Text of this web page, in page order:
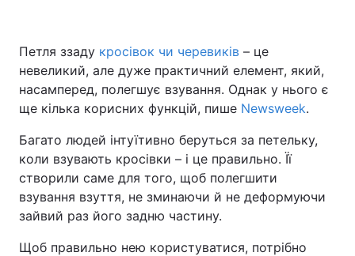
Петля ззаду кросівок чи черевиків – це
невеликий, але дуже практичний елемент, який,
насамперед, полегшує взування. Однак у нього є
ще кілька корисних функцій, пише Newsweek.
Багато людей інтуїтивно беруться за петельку,
коли взувають кросівки – і це правильно. Її
створили саме для того, щоб полегшити
взування взуття, не зминаючи й не деформуючи
зайвий раз його задню частину.
Щоб правильно нею користуватися, потрібно